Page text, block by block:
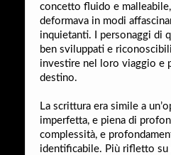
concetto fluido e
deformava in modi
inquietanti. I personaggi di
ben sviluppati e
investire nel loro viaggio e
destino.
La scrittura era simile a
imperfetta, e piena di
complessità, e
identificabile. Più rifletto su